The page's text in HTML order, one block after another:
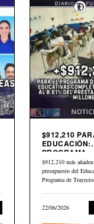
$912,210
EDUCACIÓN:
PROGRAMA
EDUCATIVAS
COMPLEJAS
$912,210 más
presupuesto del
Programa de
22/06/2026